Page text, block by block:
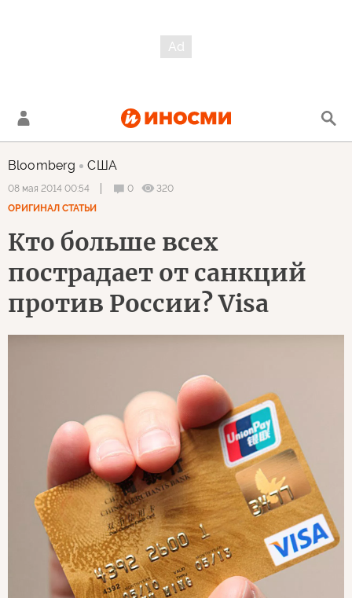
Bloomberg США
08 мая 2014 00:54 0
320
ОРИГИНАЛ СТАТЬИ
Кто больше всех
пострадает от санкций
против России? Visa